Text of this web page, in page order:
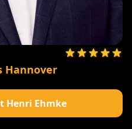
Hannover
Henri Ehmke